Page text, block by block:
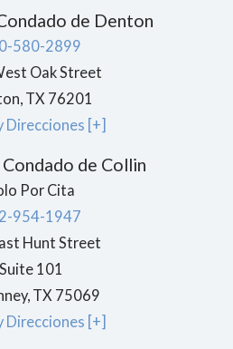
de Denton
580-2899
Oak Street
, TX 76201
Direcciones [+]
de Collin
Por Cita
954-1947
Hunt Street
Suite 101
, TX 75069
Direcciones [+]